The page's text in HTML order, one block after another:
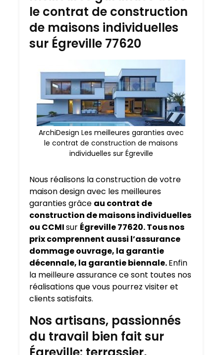
le contrat de construction
de maisons individuelles
sur Égreville 77620
ArchiDesign Les meilleures garanties avec
le contrat de construction de maisons
individuelles sur Égreville
Nous réalisons la construction de votre
maison design avec les meilleures
garanties grâce au contrat de
construction de maisons individuelles
ou CCMIsur Égreville 77620. Tous nos
prix comprennent aussi l’assurance
dommage ouvrage, la garantie
décennale, la garantie biennale.Enfin
la meilleure assurance ce sont toutes nos
réalisations que vous pourrez visiter et
clients satisfaits.
Nos artisans, passionnés
du travail bien fait sur